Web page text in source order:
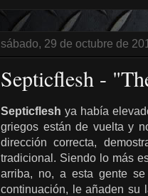
sábado, 29 de octubre de
Septicflesh -
Septicflesh ya había
griegos están de vuelta y
dirección correcta,
tradicional. Siendo lo más
arriba, no, a esta gente
continuación, le añaden su